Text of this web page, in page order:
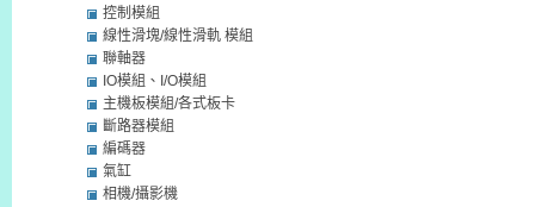
控制模組
線性滑塊/線性滑軌 模組
聯軸器
IO模組、I/O模組
主機板模組/各式板卡
斷路器模組
編碼器
氣缸
相機/攝影機